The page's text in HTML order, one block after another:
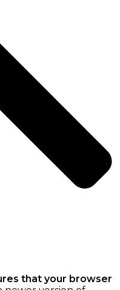
that your browser